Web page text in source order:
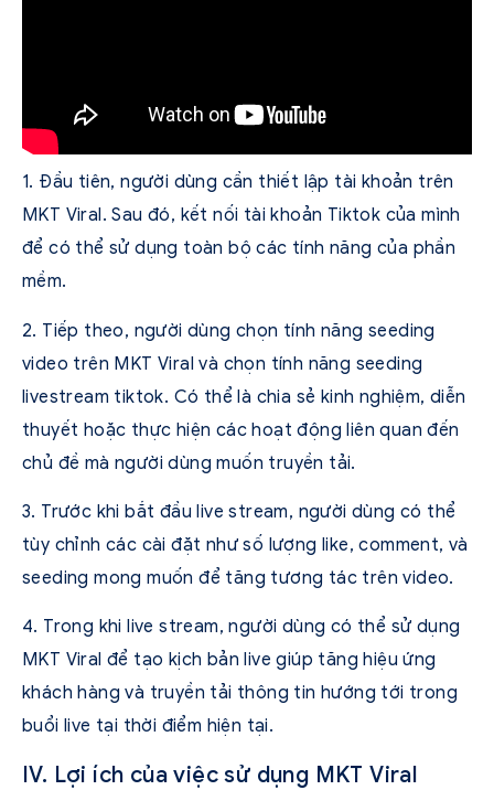
1. Đầu tiên, người dùng cần thiết lập tài khoản trên
MKT Viral. Sau đó, kết nối tài khoản Tiktok của mình
để có thể sử dụng toàn bộ các tính năng của phần
mềm.
2. Tiếp theo, người dùng chọn tính năng seeding
video trên MKT Viral và chọn tính năng seeding
livestream tiktok. Có thể là chia sẻ kinh nghiệm, diễn
thuyết hoặc thực hiện các hoạt động liên quan đến
chủ đề mà người dùng muốn truyền tải.
3. Trước khi bắt đầu live stream, người dùng có thể
tùy chỉnh các cài đặt như số lượng like, comment, và
seeding mong muốn để tăng tương tác trên video.
4. Trong khi live stream, người dùng có thể sử dụng
MKT Viral để tạo kịch bản live giúp tăng hiệu ứng
khách hàng và truyền tải thông tin hướng tới trong
buổi live tại thời điểm hiện tại.
IV. Lợi ích của việc sử dụng MKT Viral